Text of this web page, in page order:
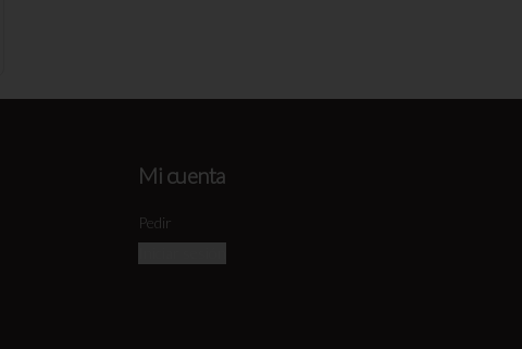
Mi cuenta
Pedir